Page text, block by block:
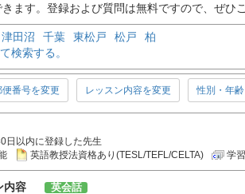
ます。登録および質問は無料ですので、ぜひ
津田沼 千葉 東松戸 松戸
柏
検索する。
番号を変更 レッスン内容を変更 性別・年
日以内に登録した先生
英語教授法資格あり(TESL/TEFL/CELTA) 学
内容 英会話